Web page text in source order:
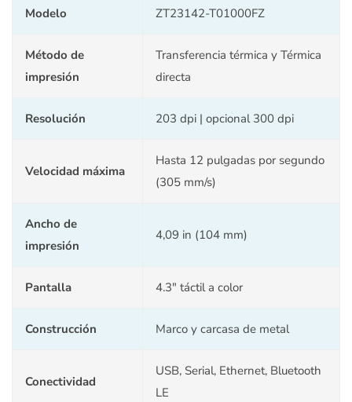
Modelo ZT23142-T01000FZ
Método de
impresión
Transferencia térmica y Térmica
directa
Resolución 203 dpi | opcional 300 dpi
Velocidad máxima
Hasta 12 pulgadas por segundo
(305 mm/s)
Ancho de
impresión
4,09 in (104 mm)
Pantalla 4.3″ táctil a color
Construcción Marco y carcasa de metal
Conectividad
USB, Serial, Ethernet, Bluetooth
LE